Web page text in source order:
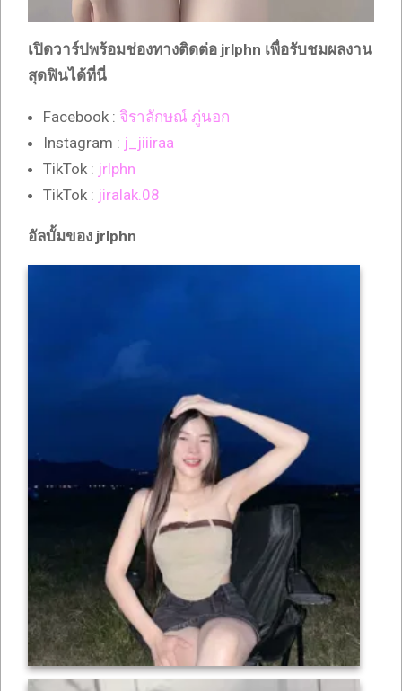
เปิดวาร์ปพร้อมช่องทางติดต่อ jrlphn เพื่อรับชมผลงาน
สุดฟินได้ที่นี่
Facebook : จิราลักษณ์ ภู่นอก
Instagram : j_jiiiraa
TikTok : jrlphn
TikTok : jiralak.08
อัลบั้มของ jrlphn